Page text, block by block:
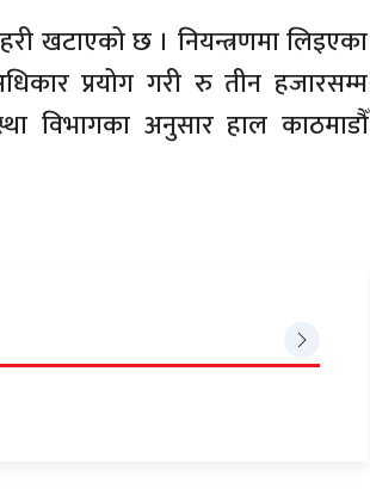
खटाएको छ । नियन्त्रणमा लिइएका
प्रयोग गरी रु तीन हजारसम्म
विभागका अनुसार हाल काठमाडौँ